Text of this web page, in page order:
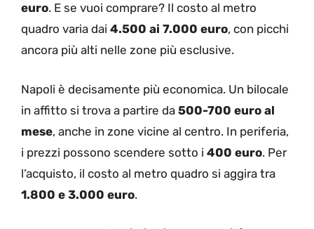
euro. E se vuoi comprare? Il costo al metro
quadro varia dai 4.500 ai 7.000 euro, con picchi
ancora più alti nelle zone più esclusive.
Napoli è decisamente più economica. Un bilocale
in affitto si trova a partire da 500-700 euro al
mese, anche in zone vicine al centro. In periferia,
i prezzi possono scendere sotto i 400 euro. Per
l’acquisto, il costo al metro quadro si aggira tra
1.800 e 3.000 euro.